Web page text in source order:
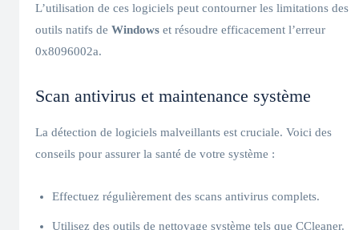
L’utilisation de ces logiciels peut contourner les limitations des
outils natifs de Windows et résoudre efficacement l’erreur
0x8096002a.
Scan antivirus et maintenance système
La détection de logiciels malveillants est cruciale. Voici des
conseils pour assurer la santé de votre système :
Effectuez régulièrement des scans antivirus complets.
Utilisez des outils de nettoyage système tels que CCleaner.